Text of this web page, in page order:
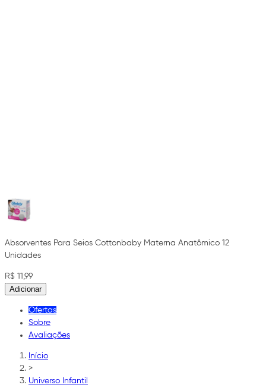
Absorventes Para Seios Cottonbaby Materna Anatômico 12
Unidades
R$ 11,99
Adicionar
Ofertas
Sobre
Avaliações
Início
>
Universo Infantil